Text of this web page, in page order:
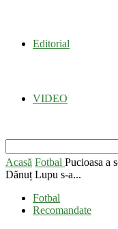
Editorial
VIDEO
Acasă Fotbal Pucioasa a
Dănuț Lupu s-a...
Fotbal
Recomandate